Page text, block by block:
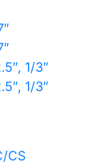
1/3″
1/3″
CS